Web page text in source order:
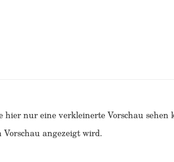
nur eine verkleinerte Vorschau sehen
angezeigt wird.